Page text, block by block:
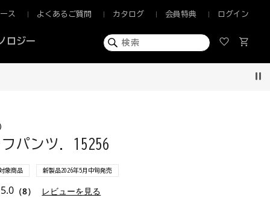
ロジー
ス よくあるご質問 カタログ 会員特典 ログイン
パンツ. 15256
象商品 新製品2026年5月中旬発売
5.0 （8） レビューを見る